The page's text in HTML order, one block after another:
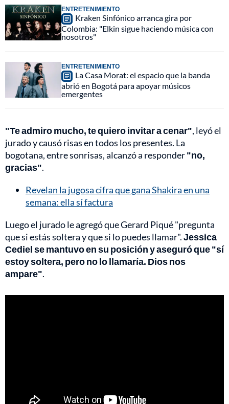
ENTRETENIMIENTO
Kraken Sinfónico arranca gira por
Colombia: "Elkin sigue haciendo música con
nosotros"
ENTRETENIMIENTO
La Casa Morat: el espacio que la banda
abrió en Bogotá para apoyar músicos
emergentes
"Te admiro mucho, te quiero invitar a cenar", leyó el
jurado y causó risas en todos los presentes. La
bogotana, entre sonrisas, alcanzó a responder"no,
gracias".
Revelan la jugosa cifra que gana Shakira en una
semana: ella sí factura
Luego el jurado le agregó que Gerard Piqué "pregunta
que si estás soltera y que si lo puedes llamar".Jessica
Cediel se mantuvo en su posición y aseguró que "sí
estoy soltera, pero no lo llamaría. Dios nos
ampare".